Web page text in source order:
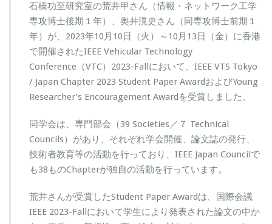
石橋功至研究室の荒井甲さん（情報・ネットワーク工学
専攻博士後期１年）、奥井滉史さん（同専攻博士前期１
年）が、2023年10月10日（火）～10月13日（金）に香港
で開催されたIEEE Vehicular Technology
Conference（VTC）2023-Fallにおいて、IEEE VTS Tokyo
/ Japan Chapter 2023 Student Paper AwardおよびYoung
Researcher’s Encouragement Awardを受賞しました。
同学会は、専門部会（39 Societies／７ Technical
Councils）があり、それぞれ学会開催、論文誌の発行、
技術者教育等の活動を行っており、IEEE Japan Councilで
も38ものChapterが独自の活動を行っています。
荒井さんが受賞したStudent Paper Awardは、国際会議
IEEE 2023-Fallにおいて学生により発表された論文の中か